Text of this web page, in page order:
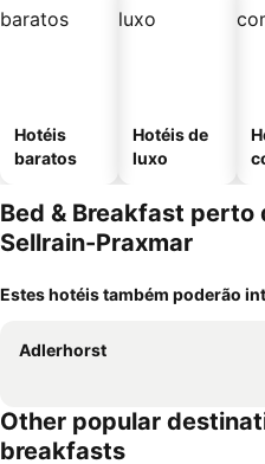
Hotéis
baratos
Hotéis de
luxo
Bed & Breakfast perto
Sellrain-Praxmar
Estes hotéis também poderão
Adlerhorst
Other popular
breakfasts